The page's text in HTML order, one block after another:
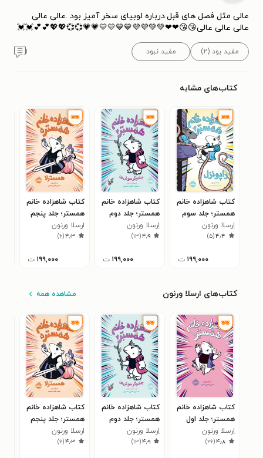
عالی مثل فصل های قبل.درباره لوبیای سخر آمیز بود .عالی عالی
عالی عالی عالی😘😘❤❤💚💚💜💜💙💙💛💛💗💗💞💞💖💖💕💕💓💓
مفید بود (۲) مفید نبود ۱
کتاب‌های مشابه
کتاب شاهزاده خانم
همستر؛ جلد سوم
اِرسلا ورنون
۴٫۴(۵)
۱۹۹,۰۰۰ ت
کتاب شاهزاده خانم
همستر؛ جلد دوم
اِرسلا ورنون
۴٫۹(۱۳)
۱۹۹,۰۰۰ ت
کتاب شاهزاده خانم
همستر؛ جلد پنجم
ارسلا ورنون
۴٫۳(۶)
۱۹۹,۰۰۰ ت
کتاب‌های ارسلا ورنون مشاهده همه
کتاب شاهزاده خانم
همستر؛ جلد اول
اِرسلا ورنون
۴٫۸(۲۶)
کتاب شاهزاده خانم
همستر؛ جلد دوم
اِرسلا ورنون
۴٫۹(۱۳)
کتاب شاهزاده خانم
همستر؛ جلد پنجم
ارسلا ورنون
۴٫۳(۶)